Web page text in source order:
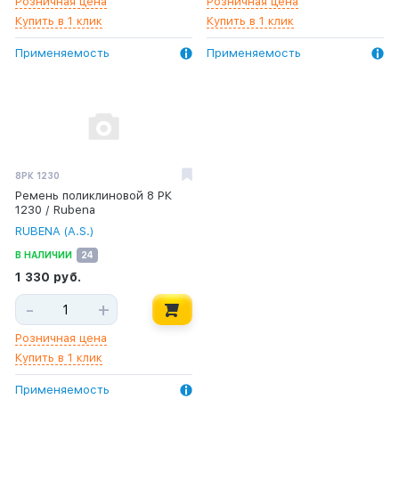
Купить в 1 клик
Применяемость
Купить в 1 клик
Применяемость
8РК 1230
Ремень поликлиновой 8 РК
1230 / Rubena
RUBENA (A.S.)
В НАЛИЧИИ 24
1 330 руб.
Розничная цена
Купить в 1 клик
- +
Применяемость